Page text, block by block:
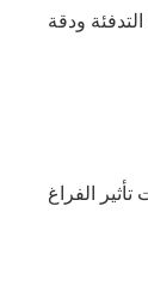
ودقة
الفراغ